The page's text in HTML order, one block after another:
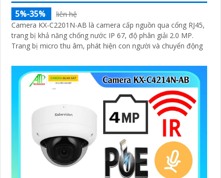
5%-35%
liên hệ
Camera KX-C2201N-AB là camera cấp nguồn qua cổng RJ45,
trang bị khả năng chống nước IP 67, độ phân giải 2.0 MP.
Trang bị micro thu âm, phát hiện con người và chuyển động